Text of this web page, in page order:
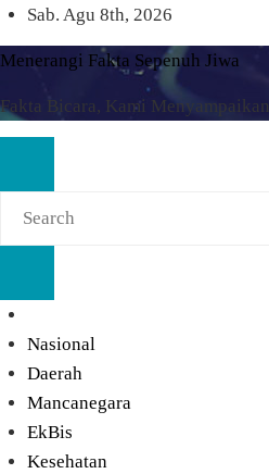
Skip
to
content
Sab. Agu 8th, 2026
Menerangi Fakta Sepenuh Jiwa
Fakta Bicara, Kami Menyampaikan
Nasional
Daerah
Mancanegara
EkBis
Kesehatan